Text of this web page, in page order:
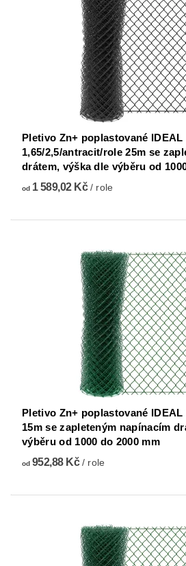
Pletivo Zn+ poplastované IDEAL
1,65/2,5/antracit/role 25m se
drátem, výška dle výběru od
od1 589,02 Kč/ role
Pletivo Zn+ poplastované IDEAL
15m se zapleteným napínacím
výběru od 1000 do 2000 mm
od952,88 Kč/ role